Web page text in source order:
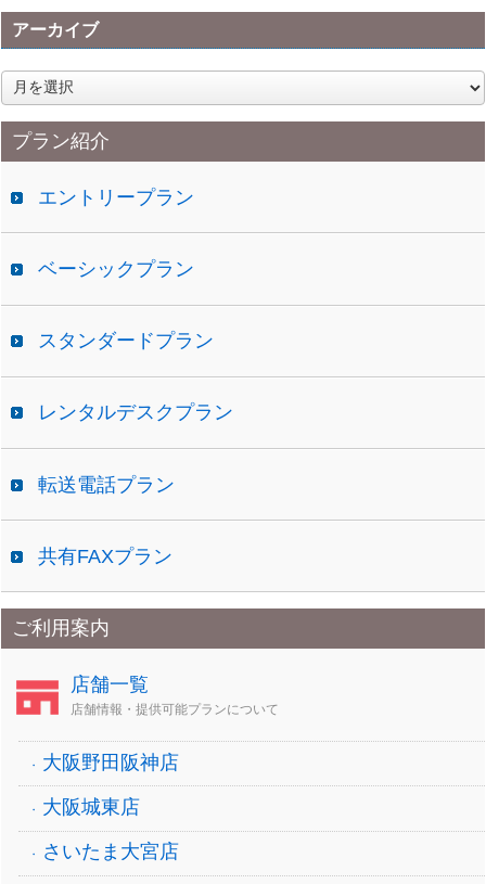
アーカイブ
ア
ー
カ
イプラン紹介
エントリープラン
ベーシックプラン
スタンダードプラン
レンタルデスクプラン
転送電話プラン
共有FAXプラン
ご利用案内
店舗一覧
店舗情報・提供可能プランについて
大阪野田阪神店
大阪城東店
さいたま大宮店